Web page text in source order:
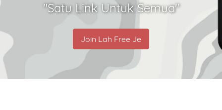
"Satu Link Untuk Semua"
Join Lah Free Je